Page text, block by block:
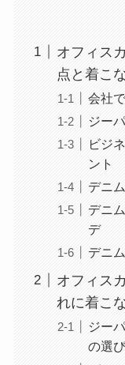
オフィス
点と着こ
会社
ジー
ビジ
ント
デニ
デニ
デ
デニ
オフィス
れに着こ
ジー
の選